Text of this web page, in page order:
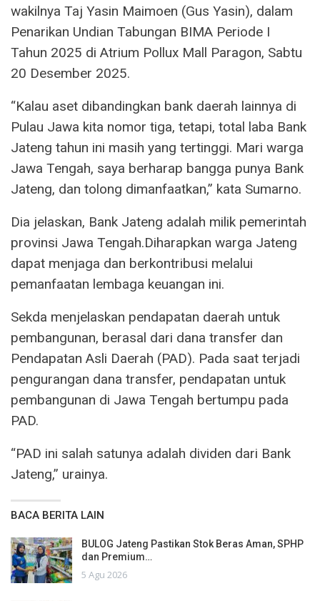
wakilnya Taj Yasin Maimoen (Gus Yasin), dalam
Penarikan Undian Tabungan BIMA Periode I
Tahun 2025 di Atrium Pollux Mall Paragon, Sabtu
20 Desember 2025.
“Kalau aset dibandingkan bank daerah lainnya di
Pulau Jawa kita nomor tiga, tetapi, total laba Bank
Jateng tahun ini masih yang tertinggi. Mari warga
Jawa Tengah, saya berharap bangga punya Bank
Jateng, dan tolong dimanfaatkan,” kata Sumarno.
Dia jelaskan, Bank Jateng adalah milik pemerintah
provinsi Jawa Tengah.Diharapkan warga Jateng
dapat menjaga dan berkontribusi melalui
pemanfaatan lembaga keuangan ini.
Sekda menjelaskan pendapatan daerah untuk
pembangunan, berasal dari dana transfer dan
Pendapatan Asli Daerah (PAD). Pada saat terjadi
pengurangan dana transfer, pendapatan untuk
pembangunan di Jawa Tengah bertumpu pada
PAD.
“PAD ini salah satunya adalah dividen dari Bank
Jateng,” urainya.
BACA BERITA LAIN
BULOG Jateng Pastikan Stok Beras Aman, SPHP
dan Premium…
5 Agu 2026